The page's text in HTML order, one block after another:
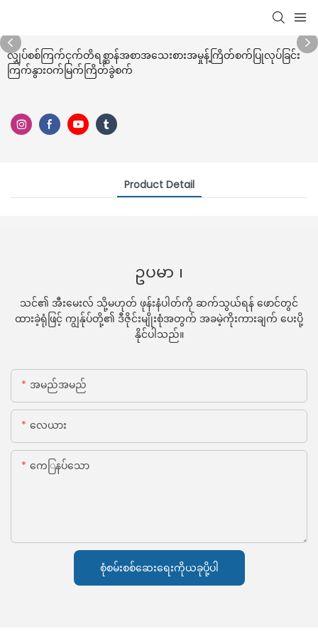
လျှပ်စစ်ကြက်ငှက်တိရစ္ဆာန်အစာအသေးစားအမှုန့်ကြိတ်စက်ပြုလုပ်ခြင်း
ကြက်နွားဝက်မြက်ကြိတ်ခွဲစက်
Product Detail
ဥပမာ ၊
သင်၏ အီးမေးလ် သို့မဟုတ် ဖုန်းနံပါတ်ကို ဆက်သွယ်ရန် ဖောင်တွင်
ထားခဲ့ရုံဖြင့် ကျွန်ုပ်တို့၏ ဒီဇိုင်းမျိုးစုံအတွက် အခမဲ့ကိုးကားချက် ပေးပို့
နိုင်ပါသည်။
အမည်အမည်
လေယား
ကေြနပ်သော
စုံစမ်းစစ်ဆေးရေးကိုယခုပို့ပါ